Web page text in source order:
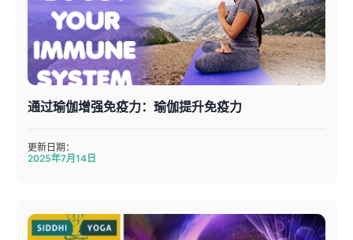
通过瑜伽增强免疫力：瑜伽提升免疫力
更新日期：
2025年7月14日